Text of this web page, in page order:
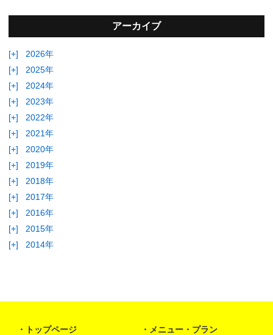
アーカイブ
[+]
2026年
[+]
2025年
[+]
2024年
[+]
2023年
[+]
2022年
[+]
2021年
[+]
2020年
[+]
2019年
[+]
2018年
[+]
2017年
[+]
2016年
[+]
2015年
[+]
2014年
トップページ メニュー・プラン